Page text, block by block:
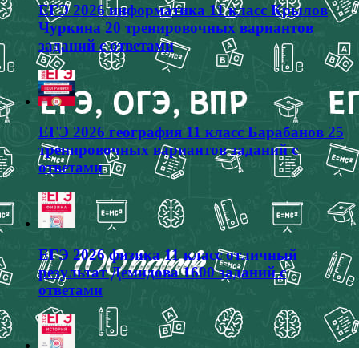
ЕГЭ 2026 информатика 11 класс Крылов
Чуркина 20 тренировочных вариантов
заданий с ответами
ЕГЭ 2026 география 11 класс Барабанов 25
тренировочных вариантов заданий с
ответами
ЕГЭ 2026 физика 11 класс отличный
результат Демидова 1600 заданий с
ответами